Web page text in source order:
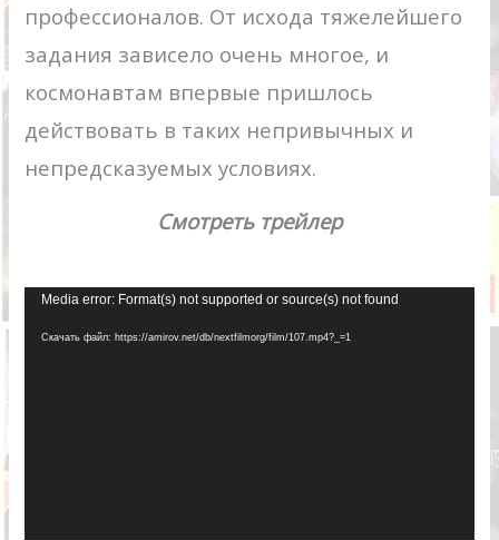
профессионалов. От исхода тяжелейшего
задания зависело очень многое, и
космонавтам впервые пришлось
действовать в таких непривычных и
непредсказуемых условиях.
Смотреть трейлер
Видеоплеер
Media error: Format(s) not supported or source(s) not found
Скачать файл: https://amirov.net/db/nextfilmorg/film/107.mp4?_=1